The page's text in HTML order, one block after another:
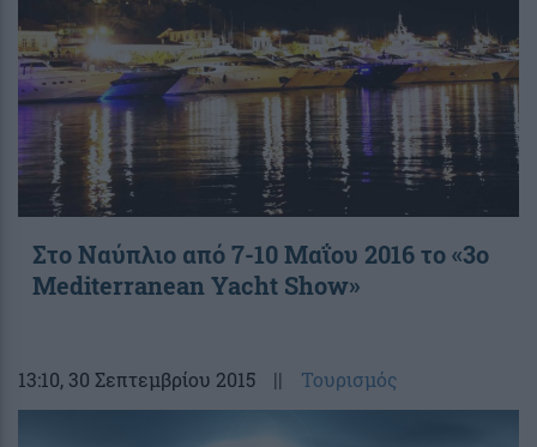
Στο Ναύπλιο από 7-10 Μαΐου 2016 το «3ο
Mediterranean Yacht Show»
13:10, 30 Σεπτεμβρίου 2015 || Τουρισμός